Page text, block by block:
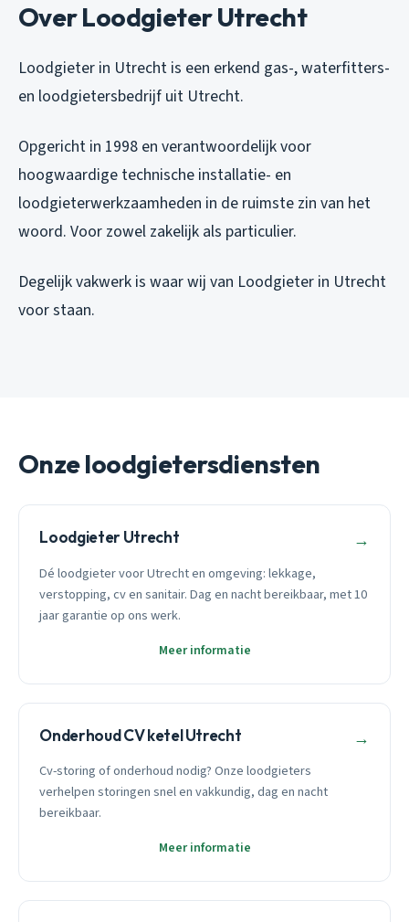
Over Loodgieter Utrecht
Loodgieter in Utrecht is een erkend gas-, waterfitters-
en loodgietersbedrijf uit Utrecht.
Opgericht in 1998 en verantwoordelijk voor
hoogwaardige technische installatie- en
loodgieterwerkzaamheden in de ruimste zin van het
woord. Voor zowel zakelijk als particulier.
Degelijk vakwerk is waar wij van Loodgieter in Utrecht
voor staan.
Onze loodgietersdiensten
Loodgieter Utrecht →
Dé loodgieter voor Utrecht en omgeving: lekkage,
verstopping, cv en sanitair. Dag en nacht bereikbaar, met 10
jaar garantie op ons werk.
Meer informatie
Onderhoud CV ketel Utrecht →
Cv-storing of onderhoud nodig? Onze loodgieters
verhelpen storingen snel en vakkundig, dag en nacht
bereikbaar.
Meer informatie